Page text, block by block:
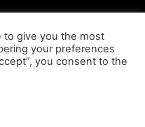
to give you the most
your preferences
you consent to the